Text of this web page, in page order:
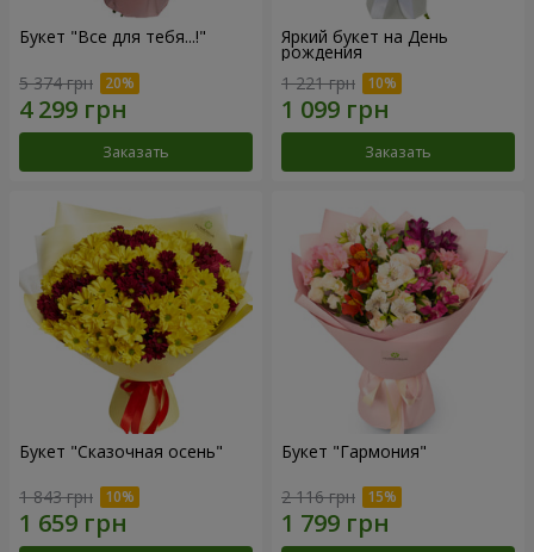
Букет "Все для тебя...!"
5 374 грн
Заказать
Яркий букет на День
рождения
1 221 грн
Заказать
Букет "Сказочная осень"
1 843 грн
Букет "Гармония"
2 116 грн